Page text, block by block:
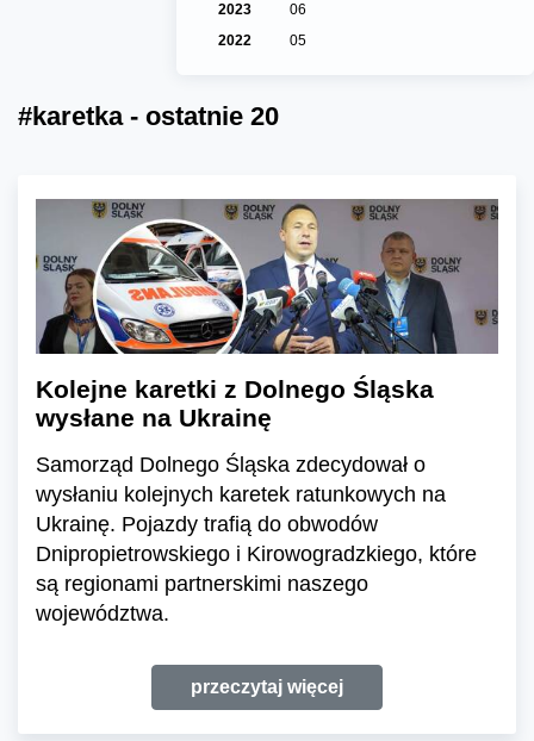
2023
06
2022
05
#karetka - ostatnie 20
Kolejne karetki z Dolnego Śląska
wysłane na Ukrainę
Samorząd Dolnego Śląska zdecydował o
wysłaniu kolejnych karetek ratunkowych na
Ukrainę. Pojazdy trafią do obwodów
Dnipropietrowskiego i Kirowogradzkiego, które
są regionami partnerskimi naszego
województwa.
przeczytaj więcej